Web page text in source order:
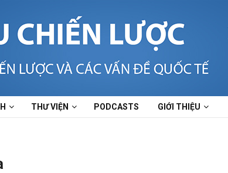
THƯ VIỆN PODCASTS GIỚI THIỆU